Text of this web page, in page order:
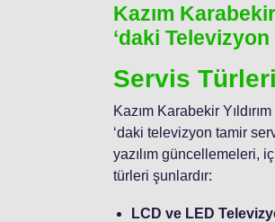
Kazım Karabekir
‘daki
Servis Türleri
Kazım Karabekir Yıldırım
‘daki televizyon tamir
yazılım güncellemeleri,
türleri şunlardır:
LCD ve LED